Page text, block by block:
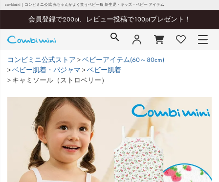
combimini｜コンビミニ公式 赤ちゃんがよく笑うベビー服 新生児・キッズ・ベビー アイテム
会員登録で200pt、レビュー投稿で100ptプレゼント！
コンビミニ公式ストア
ベビーアイテム(60～80cm)
ベビー肌着・パジャマ
ベビー肌着
キャミソール（ストロベリー）